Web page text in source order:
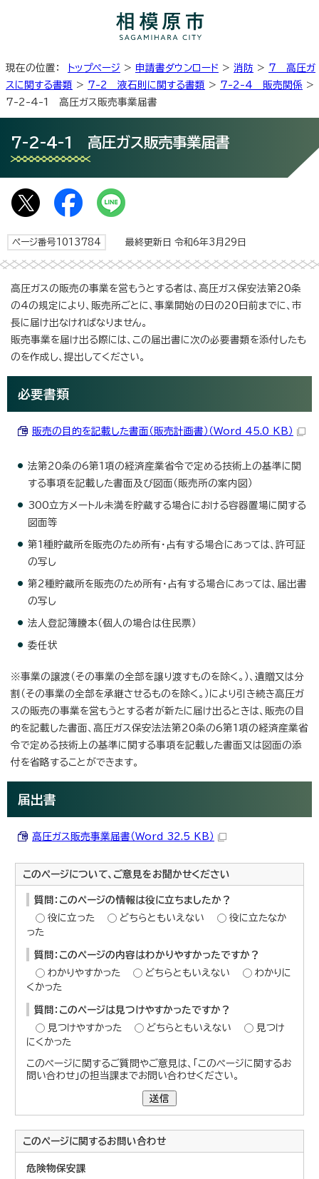
現在の位置： トップページ > 申請書ダウンロード > 消防 > 7 高圧ガ
スに関する書類 > 7-2 液石則に関する書類 > 7-2-4 販売関係 >
7-2-4-1 高圧ガス販売事業届書
7-2-4-1 高圧ガス販売事業届書
ページ番号1013784 最終更新日 令和6年3月29日
高圧ガスの販売の事業を営もうとする者は、高圧ガス保安法第20条
の4の規定により、販売所ごとに、事業開始の日の20日前までに、市
長に届け出なければなりません。
販売事業を届け出る際には、この届出書に次の必要書類を添付したも
のを作成し、提出してください。
必要書類
販売の目的を記載した書面（販売計画書）（Word 45.0 KB）
法第20条の6第1項の経済産業省令で定める技術上の基準に関
する事項を記載した書面及び図面（販売所の案内図）
300立方メートル未満を貯蔵する場合における容器置場に関する
図面等
第1種貯蔵所を販売のため所有・占有する場合にあっては、許可証
の写し
第2種貯蔵所を販売のため所有・占有する場合にあっては、届出書
の写し
法人登記簿謄本（個人の場合は住民票）
委任状
※事業の譲渡（その事業の全部を譲り渡すものを除く。）、遺贈又は分
割（その事業の全部を承継させるものを除く。）により引き続き高圧ガ
スの販売の事業を営もうとする者が新たに届け出るときは、販売の目
的を記載した書面、高圧ガス保安法法第20条の6第1項の経済産業省
令で定める技術上の基準に関する事項を記載した書面又は図面の添
付を省略することができます。
届出書
高圧ガス販売事業届書（Word 32.5 KB）
このページについて、ご意見をお聞かせください
質問：このページの情報は役に立ちましたか？
役に立った
どちらともいえない
役に立たなか
った
質問：このページの内容はわかりやすかったですか？
わかりやすかった
どちらともいえない
わかりに
くかった
質問：このページは見つけやすかったですか？
見つけやすかった
どちらともいえない
見つけ
にくかった
このページに関するご質問やご意見は、「このページに関するお
問い合わせ」の担当課までお問い合わせください。
送信
このページに関するお問い合わせ
危険物保安課